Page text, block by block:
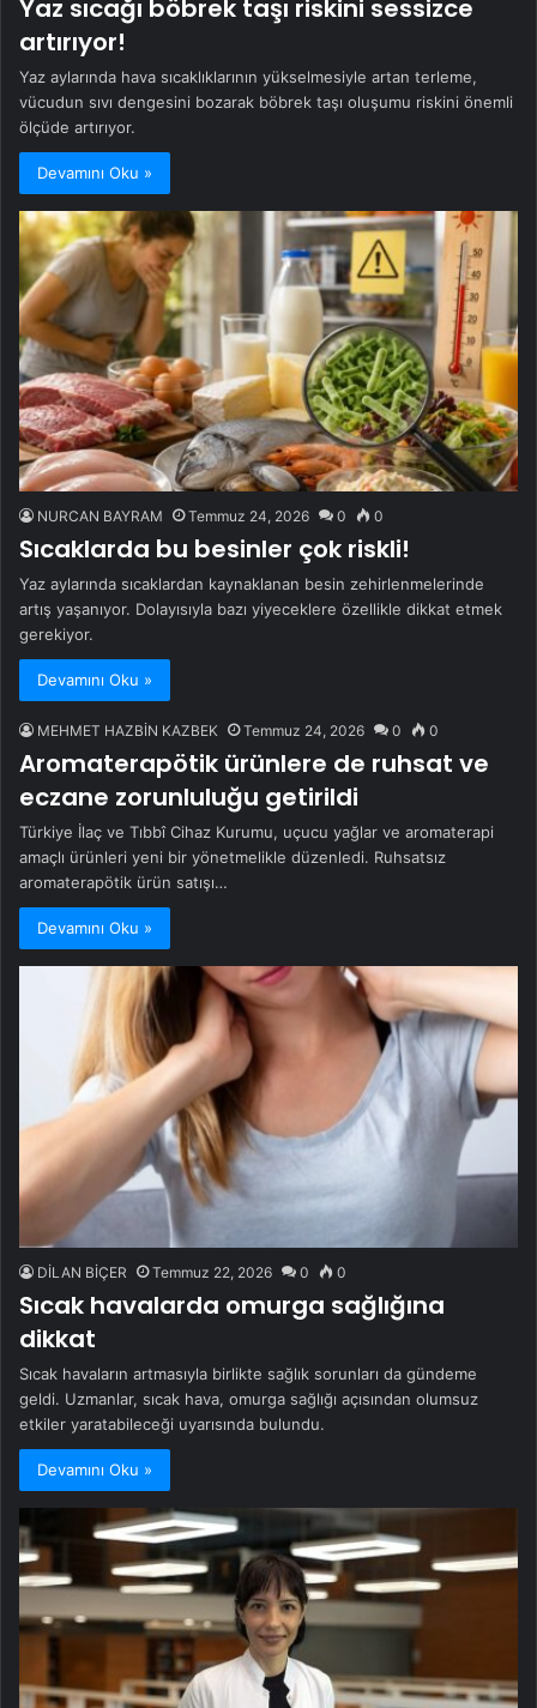
Yaz sıcağı böbrek taşı riskini sessizce
artırıyor!
Yaz aylarında hava sıcaklıklarının yükselmesiyle artan terleme,
vücudun sıvı dengesini bozarak böbrek taşı oluşumu riskini önemli
ölçüde artırıyor.
Devamını Oku »
NURCAN BAYRAM Temmuz 24, 2026 0 0
Sıcaklarda bu besinler çok riskli!
Yaz aylarında sıcaklardan kaynaklanan besin zehirlenmelerinde
artış yaşanıyor. Dolayısıyla bazı yiyeceklere özellikle dikkat etmek
gerekiyor.
Devamını Oku »
MEHMET HAZBİN KAZBEK Temmuz 24, 2026 0 0
Aromaterapötik ürünlere de ruhsat ve
eczane zorunluluğu getirildi
Türkiye İlaç ve Tıbbî Cihaz Kurumu, uçucu yağlar ve aromaterapi
amaçlı ürünleri yeni bir yönetmelikle düzenledi. Ruhsatsız
aromaterapötik ürün satışı…
Devamını Oku »
DİLAN BİÇER Temmuz 22, 2026 0 0
Sıcak havalarda omurga sağlığına
dikkat
Sıcak havaların artmasıyla birlikte sağlık sorunları da gündeme
geldi. Uzmanlar, sıcak hava, omurga sağlığı açısından olumsuz
etkiler yaratabileceği uyarısında bulundu.
Devamını Oku »